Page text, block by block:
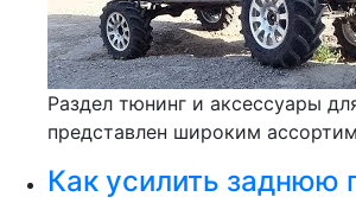
Раздел тюнинг и аксессуары
представлен широким
Как усилить заднюю